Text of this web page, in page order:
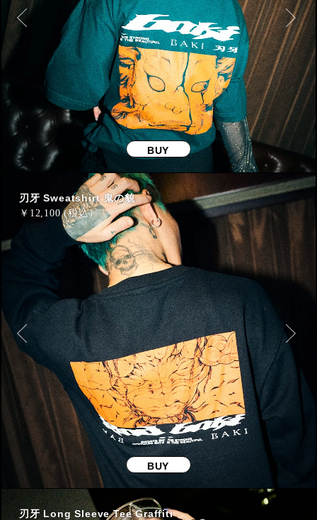
BUY
刃牙 Sweatshirt 鬼の貌
￥ 12,100 (税込)
BUY
刃牙 Long Sleeve Tee Graffiti